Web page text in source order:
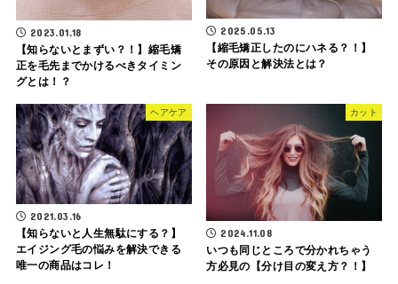
2023.01.18
【知らないとまずい？！】縮毛矯
正を毛先までかけるべきタイミン
グとは！？
2025.05.13
【縮毛矯正したのにハネる？！】
その原因と解決法とは？
ヘアケア
2021.03.16
【知らないと人生無駄にする？】
エイジング毛の悩みを解決できる
唯一の商品はコレ！
カット
2024.11.08
いつも同じところで分かれちゃう
方必見の【分け目の変え方？！】